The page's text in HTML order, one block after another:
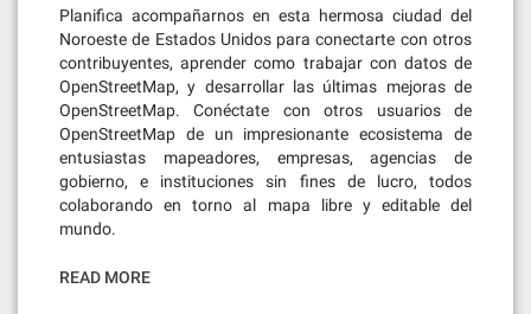
Planifica acompañarnos en esta hermosa ciudad del
Noroeste de Estados Unidos para conectarte con otros
contribuyentes, aprender como trabajar con datos de
OpenStreetMap, y desarrollar las últimas mejoras de
OpenStreetMap. Conéctate con otros usuarios de
OpenStreetMap de un impresionante ecosistema de
entusiastas mapeadores, empresas, agencias de
gobierno, e instituciones sin fines de lucro, todos
colaborando en torno al mapa libre y editable del
mundo.
READ MORE